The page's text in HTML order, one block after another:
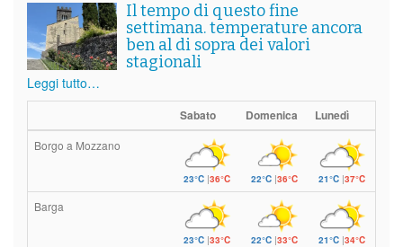
Il tempo di questo fine
settimana. temperature ancora
ben al di sopra dei valori
stagionali
Leggi tutto…
Sabato Domenica Lunedì
Borgo a Mozzano
23°C|36°C 22°C|36°C 21°C |37°C
Barga
23°C|33°C 22°C|33°C 21°C |34°C